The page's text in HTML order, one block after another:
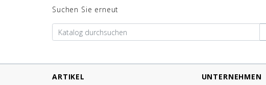
Suchen Sie erneut
ARTIKEL
UNTERNEHMEN